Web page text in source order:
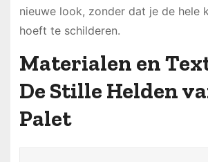
nieuwe look, zonder dat je de hele
hoeft te schilderen.
Materialen en
De Stille Helden
Palet